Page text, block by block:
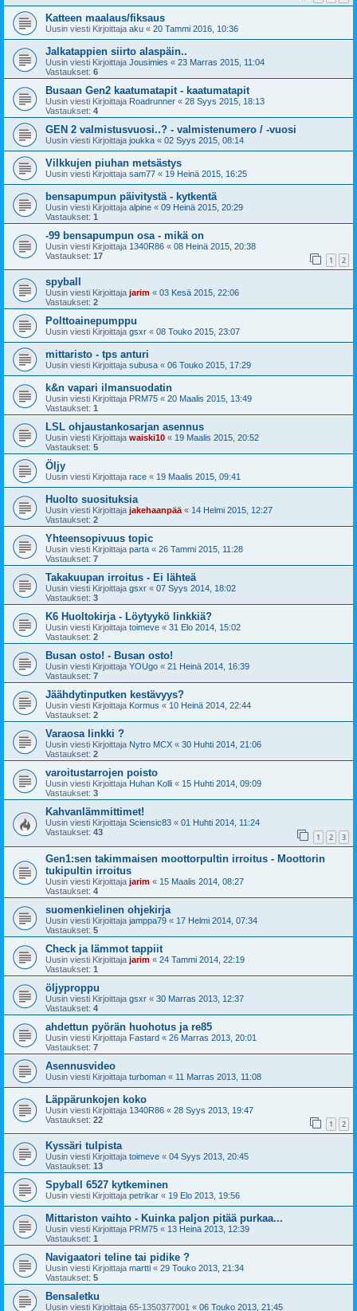
Katteen maalaus/fiksaus
Uusin viesti Kirjoittaja aku « 20 Tammi 2016, 10:36
Jalkatappien siirto alaspäin..
Uusin viesti Kirjoittaja Jousimies « 23 Marras 2015, 11:04
Vastaukset: 6
Busaan Gen2 kaatumatapit - kaatumatapit
Uusin viesti Kirjoittaja Roadrunner « 28 Syys 2015, 18:13
Vastaukset: 4
GEN 2 valmistusvuosi..? - valmistenumero / -vuosi
Uusin viesti Kirjoittaja joukka « 02 Syys 2015, 08:14
Vilkkujen piuhan metsästys
Uusin viesti Kirjoittaja sam77 « 19 Heinä 2015, 16:25
bensapumpun päivitystä - kytkentä
Uusin viesti Kirjoittaja alpine « 09 Heinä 2015, 20:29
Vastaukset: 1
-99 bensapumpun osa - mikä on
Uusin viesti Kirjoittaja 1340R86 « 08 Heinä 2015, 20:38
Vastaukset: 17 1 2
spyball
Uusin viesti Kirjoittaja jarim « 03 Kesä 2015, 22:06
Vastaukset: 2
Polttoainepumppu
Uusin viesti Kirjoittaja gsxr « 08 Touko 2015, 23:07
mittaristo - tps anturi
Uusin viesti Kirjoittaja subusa « 06 Touko 2015, 17:29
k&n vapari ilmansuodatin
Uusin viesti Kirjoittaja PRM75 « 20 Maalis 2015, 13:49
Vastaukset: 1
LSL ohjaustankosarjan asennus
Uusin viesti Kirjoittaja waiski10 « 19 Maalis 2015, 20:52
Vastaukset: 5
Öljy
Uusin viesti Kirjoittaja race « 19 Maalis 2015, 09:41
Huolto suosituksia
Uusin viesti Kirjoittaja jakehaanpää « 14 Helmi 2015, 12:27
Vastaukset: 2
Yhteensopivuus topic
Uusin viesti Kirjoittaja parta « 26 Tammi 2015, 11:28
Vastaukset: 7
Takakuupan irroitus - Ei lähteä
Uusin viesti Kirjoittaja gsxr « 07 Syys 2014, 18:02
Vastaukset: 3
K6 Huoltokirja - Löytyykö linkkiä?
Uusin viesti Kirjoittaja toimeve « 31 Elo 2014, 15:02
Vastaukset: 2
Busan osto! - Busan osto!
Uusin viesti Kirjoittaja YOUgo « 21 Heinä 2014, 16:39
Vastaukset: 7
Jäähdytinputken kestävyys?
Uusin viesti Kirjoittaja Kormus « 10 Heinä 2014, 22:44
Vastaukset: 2
Varaosa linkki ?
Uusin viesti Kirjoittaja Nytro MCX « 30 Huhti 2014, 21:06
Vastaukset: 2
varoitustarrojen poisto
Uusin viesti Kirjoittaja Huhan Kolli « 15 Huhti 2014, 09:09
Vastaukset: 3
Kahvanlämmittimet!
Uusin viesti Kirjoittaja Sciensic83 « 01 Huhti 2014, 11:24
Vastaukset: 43 1 2 3
Gen1:sen takimmaisen moottorpultin irroitus - Moottorin
tukipultin irroitus
Uusin viesti Kirjoittaja jarim « 15 Maalis 2014, 08:27
Vastaukset: 4
suomenkielinen ohjekirja
Uusin viesti Kirjoittaja jamppa79 « 17 Helmi 2014, 07:34
Vastaukset: 5
Check ja lämmot tappiit
Uusin viesti Kirjoittaja jarim « 24 Tammi 2014, 22:19
Vastaukset: 1
öljyproppu
Uusin viesti Kirjoittaja gsxr « 30 Marras 2013, 12:37
Vastaukset: 4
ahdettun pyörän huohotus ja re85
Uusin viesti Kirjoittaja Fastard « 26 Marras 2013, 20:01
Vastaukset: 7
Asennusvideo
Uusin viesti Kirjoittaja turboman « 11 Marras 2013, 11:08
Läppärunkojen koko
Uusin viesti Kirjoittaja 1340R86 « 28 Syys 2013, 19:47
Vastaukset: 22 1 2
Kyssäri tulpista
Uusin viesti Kirjoittaja toimeve « 04 Syys 2013, 20:45
Vastaukset: 13
Spyball 6527 kytkeminen
Uusin viesti Kirjoittaja petrikar « 19 Elo 2013, 19:56
Mittariston vaihto - Kuinka paljon pitää purkaa...
Uusin viesti Kirjoittaja PRM75 « 13 Heinä 2013, 12:39
Vastaukset: 1
Navigaatori teline tai pidike ?
Uusin viesti Kirjoittaja martti « 29 Touko 2013, 21:34
Vastaukset: 5
Bensaletku
Uusin viesti Kirjoittaja 65-1350377001 « 06 Touko 2013, 21:45